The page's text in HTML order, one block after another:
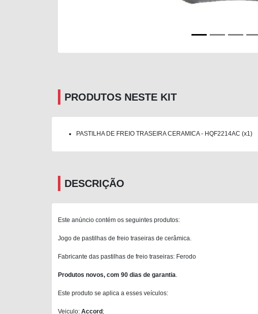
PRODUTOS NESTE KIT
PASTILHA DE FREIO TRASEIRA CERAMICA - HQF2214AC (x1)
DESCRIÇÃO
Este anúncio contém os seguintes produtos:
Jogo de pastilhas de freio traseiras de cerâmica.
Fabricante das pastilhas de freio traseiras: Ferodo
Produtos novos, com 90 dias de garantia.
Este produto se aplica a esses veículos:
Veiculo: Accord ;